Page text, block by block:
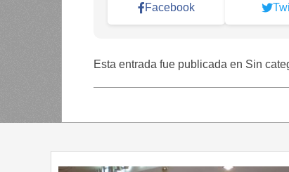
Facebook
Esta entrada fue publicada en Sin